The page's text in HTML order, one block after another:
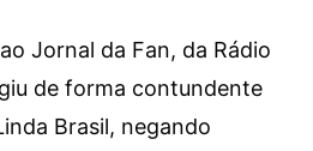
Jornal da Fan, da Rádio
de forma contundente
Brasil, negando